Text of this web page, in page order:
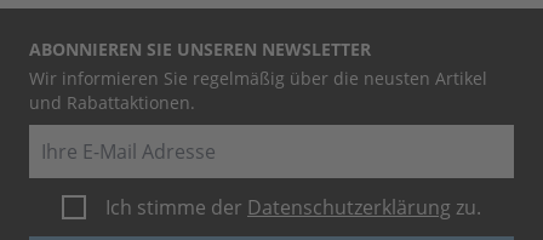
ABONNIEREN SIE UNSEREN NEWSLETTER
Wir informieren Sie regelmäßig über die neusten Artikel
und Rabattaktionen.
Ich stimme der Datenschutzerklärung zu.